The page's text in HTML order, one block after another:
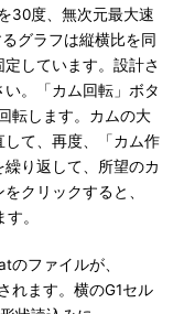
30度、無次元最大速
グラフは縦横比を同
しています。設計さ
。「カム回転」ボタ
転します。カムの大
して、再度、「カム作
り返して、所望のカ
クリックすると、
。
ファイルが、
れます。横のG1セル